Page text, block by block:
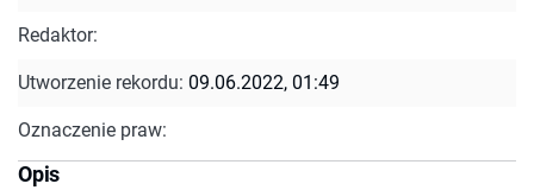
Redaktor:
Utworzenie rekordu: 09.06.2022, 01:49
Oznaczenie praw:
Opis